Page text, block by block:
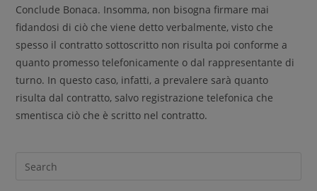
Conclude Bonaca. Insomma, non bisogna firmare mai
fidandosi di ciò che viene detto verbalmente, visto che
spesso il contratto sottoscritto non risulta poi conforme a
quanto promesso telefonicamente o dal rappresentante di
turno. In questo caso, infatti, a prevalere sarà quanto
risulta dal contratto, salvo registrazione telefonica che
smentisca ciò che è scritto nel contratto.